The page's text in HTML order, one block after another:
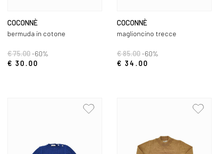
COCONNÈ
bermuda in cotone
€ 75.00-60%
€ 30.00
COCONNÈ
maglioncino trecce
€ 85.00-60%
€ 34.00